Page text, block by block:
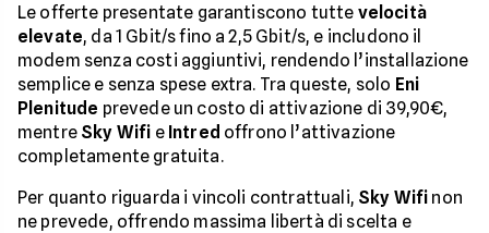
Le offerte presentate garantiscono tutte velocità
elevate, da 1 Gbit/s fino a 2,5 Gbit/s, e includono il
modem senza costi aggiuntivi, rendendo l’installazione
semplice e senza spese extra. Tra queste, solo Eni
Plenitude prevede un costo di attivazione di 39,90€,
mentre Sky Wifi e Intred offrono l’attivazione
completamente gratuita.
Per quanto riguarda i vincoli contrattuali, Sky Wifi non
ne prevede, offrendo massima libertà di scelta e